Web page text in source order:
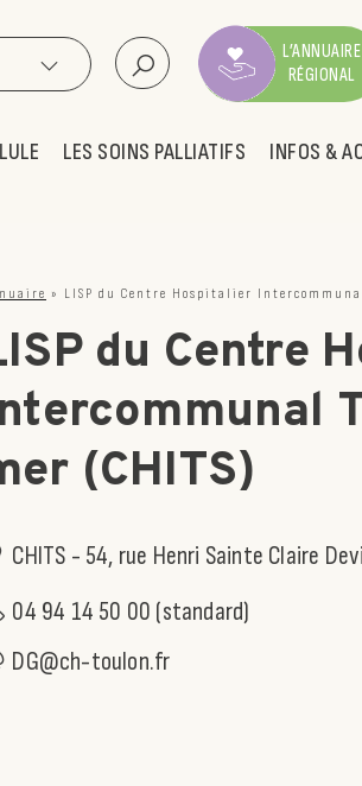
LES SOINS PALLIATIFS INFOS &
L’ANNUAIRE
RÉGIONAL
» LISP du Centre Hospitalier
du Centre
(CHITS)
CHITS - 54, rue Henri Sainte Claire
04 94 14 50 00 (standard)
DG@ch-toulon.fr